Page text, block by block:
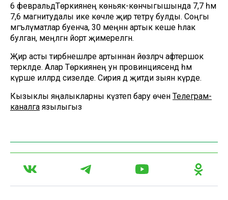
6 февральдәТөркиянең көньяк-көнчыгышында 7,7 һәм
7,6 магнитудалы ике көчле җир тетрәү булды. Соңгы
мәгълүматлар буенча, 30 меңнән артык кеше һәлак
булган, меңләгән йорт җимерелгән.
Җир асты тирбәнешләре артыннан йөзләрчә афтершок
теркәлде. Алар Төркиянең ун провинциясендә һәм
күрше илләрдә сизелде. Сирия дә җитди зыян күрде.
Кызыклы яңалыкларны күзәтеп бару өчен Телеграм-
каналга язылыгыз